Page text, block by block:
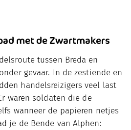
met de Zwartmakers
tussen Breda en
gevaar. In de zestiende en
handelsreizigers veel last
waren soldaten die de
wanneer de papieren netjes
je de Bende van Alphen: